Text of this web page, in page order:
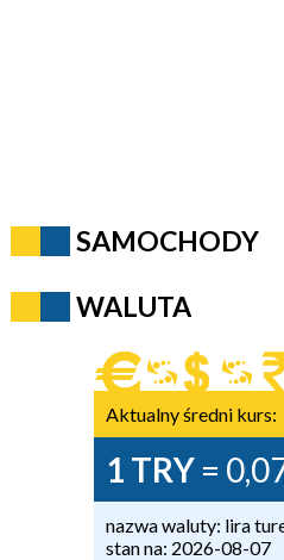
SAMOCHODY
WALUTA
Aktualny średni kurs:
1 TRY=
nazwa waluty: lira
stan na: 2026-08-07